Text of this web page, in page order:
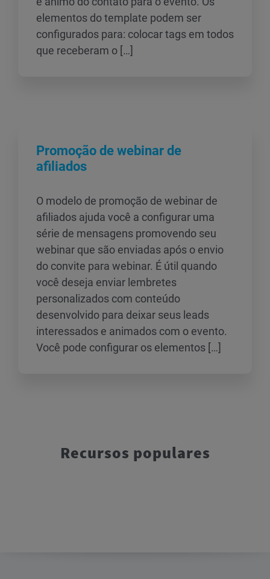
elementos do template podem ser
configurados para: colocar tags em todos
que receberam o […]
Promoção de webinar de
afiliados
O modelo de promoção de webinar de
afiliados ajuda você a configurar uma
série de mensagens promovendo seu
webinar que são enviadas após o envio
do convite para webinar. É útil quando
você deseja enviar lembretes
personalizados com conteúdo
desenvolvido para deixar seus leads
interessados e animados com o evento.
Você pode configurar os elementos […]
Recursos populares